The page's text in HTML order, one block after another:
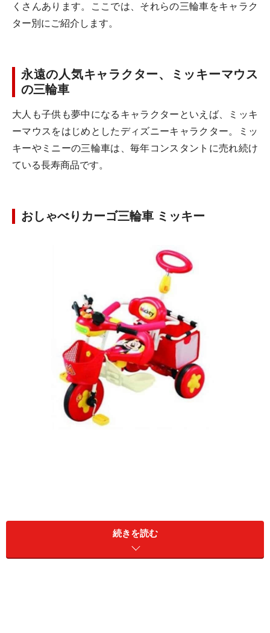
くさんあります。ここでは、それらの三輪車をキャラク
ター別にご紹介します。
永遠の人気キャラクター、ミッキーマウス
の三輪車
大人も子供も夢中になるキャラクターといえば、ミッキ
ーマウスをはじめとしたディズニーキャラクター。ミッ
キーやミニーの三輪車は、毎年コンスタントに売れ続け
ている長寿商品です。
おしゃべりカーゴ三輪車 ミッキー
続きを読む